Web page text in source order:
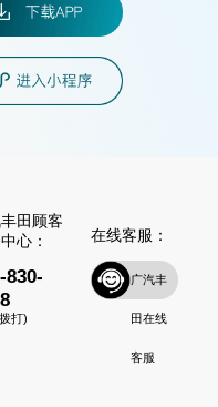
田顾客
心：
830-
打)
在线客服：
广汽丰
田在线
客服